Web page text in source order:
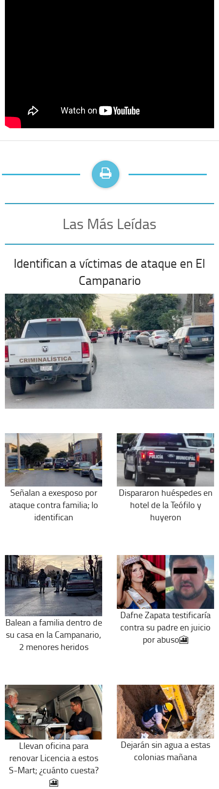
Las Más Leídas
Identifican a víctimas de ataque en El
Campanario
Señalan a exesposo por
ataque contra familia; lo
identifican
Dispararon huéspedes en
hotel de la Teófilo y
huyeron
Balean a familia dentro de
su casa en la Campanario,
2 menores heridos
Dafne Zapata testificaría
contra su padre en juicio
por abuso🎦
Llevan oficina para
renovar Licencia a estos
S-Mart; ¿cuánto cuesta?
🎦
Dejarán sin agua a estas
colonias mañana